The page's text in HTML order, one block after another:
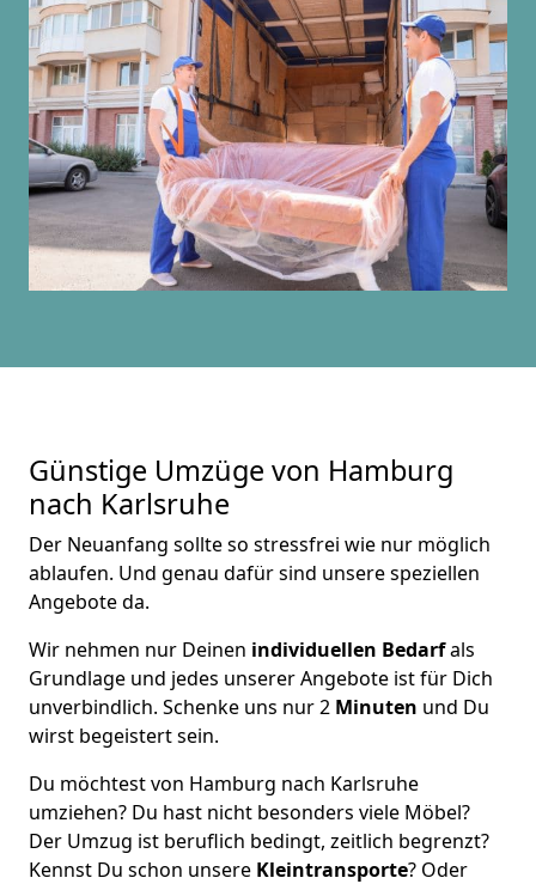
Günstige Umzüge von Hamburg
nach Karlsruhe
Der Neuanfang sollte so stressfrei wie nur möglich
ablaufen. Und genau dafür sind unsere speziellen
Angebote da.
Wir nehmen nur Deinen individuellen Bedarfals
Grundlage und jedes unserer Angebote ist für Dich
unverbindlich. Schenke uns nur 2 Minuten und Du
wirst begeistert sein.
Du möchtest von Hamburg nach Karlsruhe
umziehen? Du hast nicht besonders viele Möbel?
Der Umzug ist beruflich bedingt, zeitlich begrenzt?
Kennst Du schon unsere Kleintransporte? Oder